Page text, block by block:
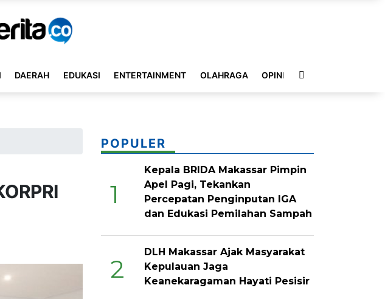
DAERAH EDUKASI ENTERTAINMENT OLAHRAGA OPINI INDEKS
POPULER
1
Kepala BRIDA Makassar Pimpin
Apel Pagi, Tekankan
Percepatan Penginputan IGA
dan Edukasi Pemilahan Sampah
2
DLH Makassar Ajak Masyarakat
Kepulauan Jaga
Keanekaragaman Hayati Pesisir